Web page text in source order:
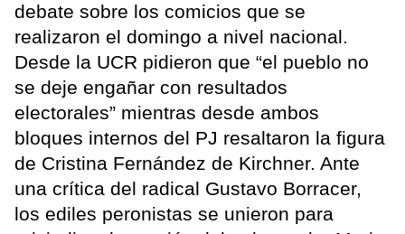
debate sobre los comicios que se
realizaron el domingo a nivel nacional.
Desde la UCR pidieron que “el pueblo no
se deje engañar con resultados
electorales” mientras desde ambos
bloques internos del PJ resaltaron la figura
de Cristina Fernández de Kirchner. Ante
una crítica del radical Gustavo Borracer,
los ediles peronistas se unieron para